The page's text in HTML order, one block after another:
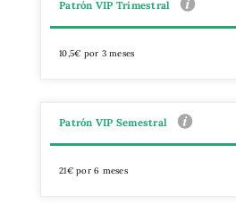
Patrón VIP Trimestral
10,5€ por 3 meses
Patrón VIP Semestral
21€ por 6 meses